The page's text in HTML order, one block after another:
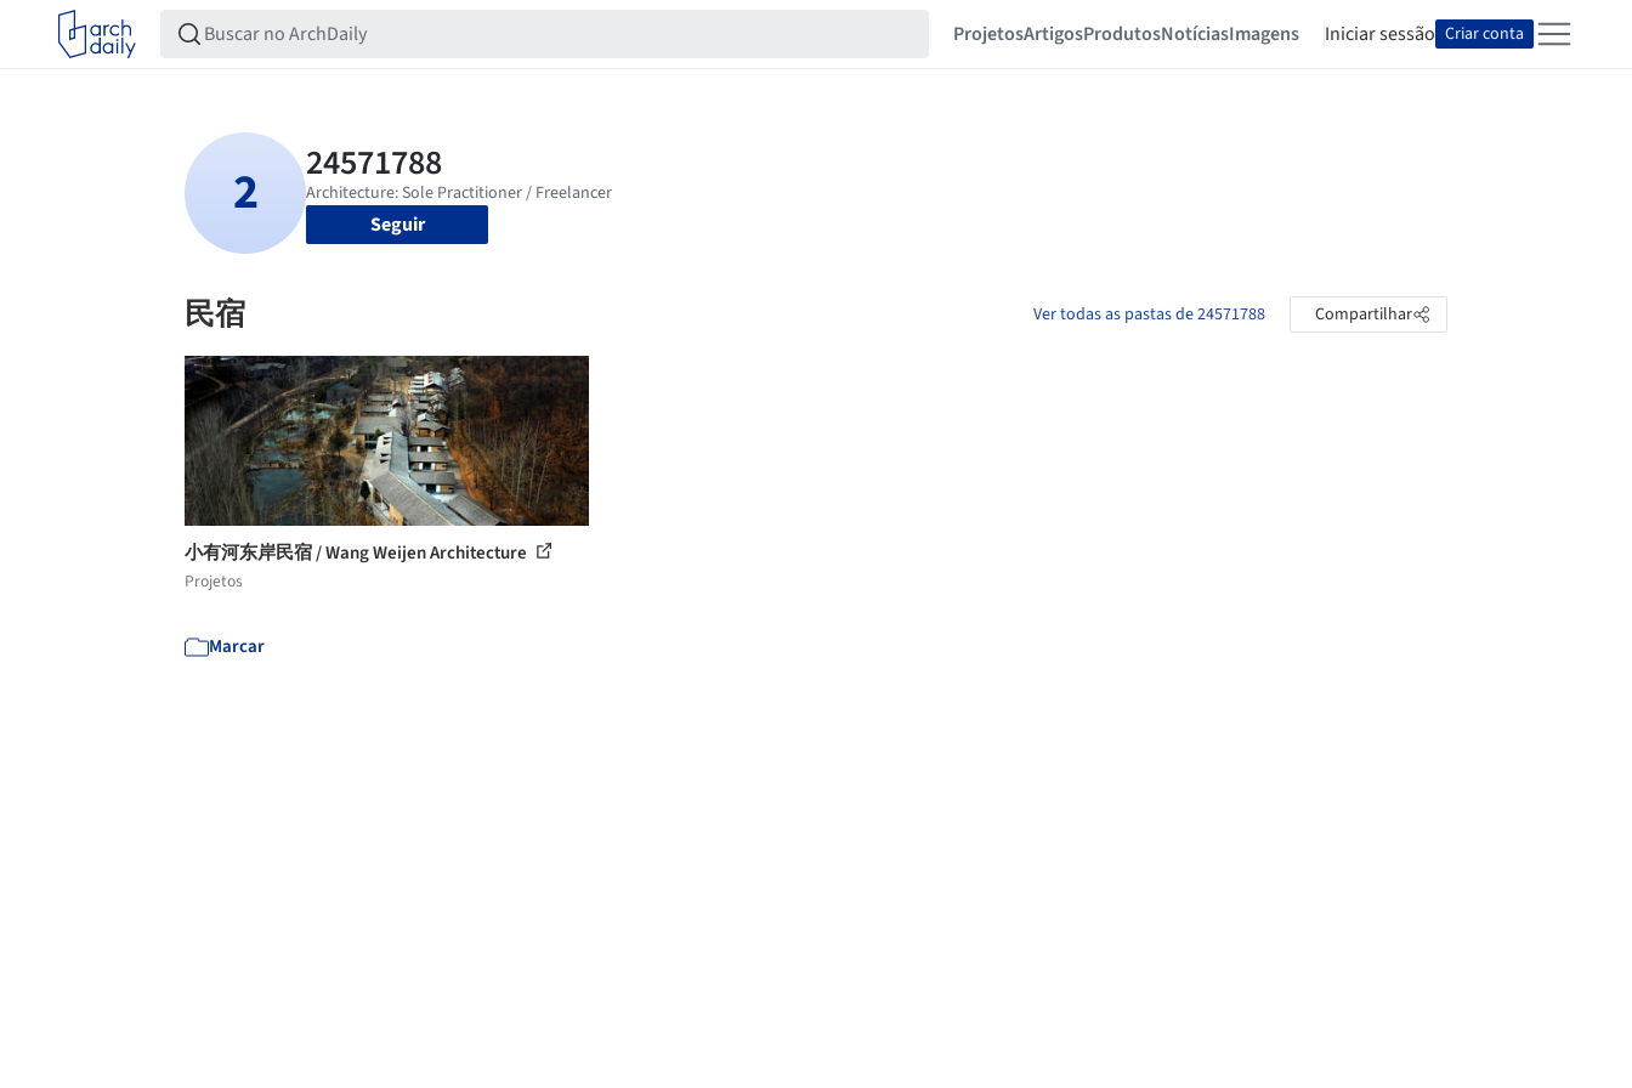
ProjetosArtigosProdutosNotíciasImagens Iniciar sessão Criar conta
Seguir
民宿 Ver todas as pastas de 24571788 Compartilhar
小有河东岸民宿 / Wang Weijen Architecture
Projetos
Marcar